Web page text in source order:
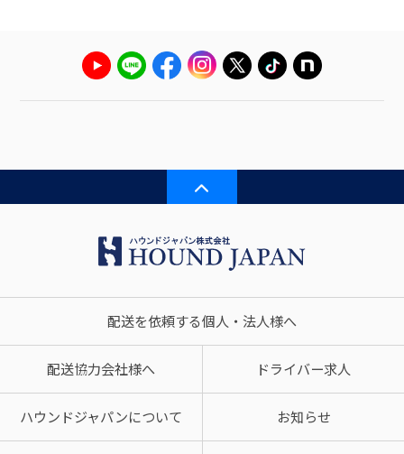
配送を依頼する個人・法人様へ
配送協力会社様へ ドライバー求人
ハウンドジャパンについて お知らせ